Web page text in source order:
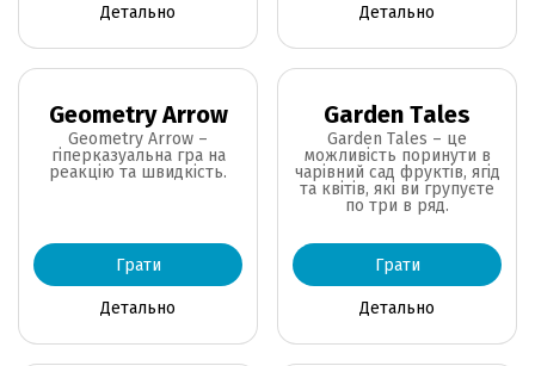
Детально Детально
Geometry Arrow
Geometry Arrow –
гіперказуальна гра на
реакцію та швидкість.
Детально
Грати
Garden Tales
Garden Tales – це
можливість поринути в
чарівний сад фруктів, ягід
та квітів, які ви групуєте
по три в ряд.
Детально
Грати